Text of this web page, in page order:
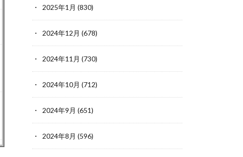
2025年1月 (830)
2024年12月 (678)
2024年11月 (730)
2024年10月 (712)
2024年9月 (651)
2024年8月 (596)